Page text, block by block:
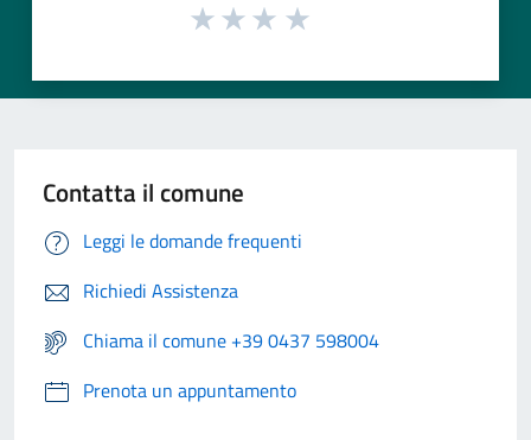
Contatta il comune
Leggi le domande frequenti
Richiedi Assistenza
Chiama il comune +39 0437 598004
Prenota un appuntamento